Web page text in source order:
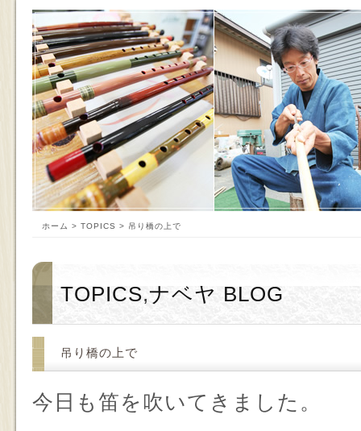
ホーム > TOPICS > 吊り橋の上で
TOPICS,ナベヤ BLOG
吊り橋の上で
今日も笛を吹いてきました。